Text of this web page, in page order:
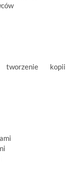
tworzenie kopii